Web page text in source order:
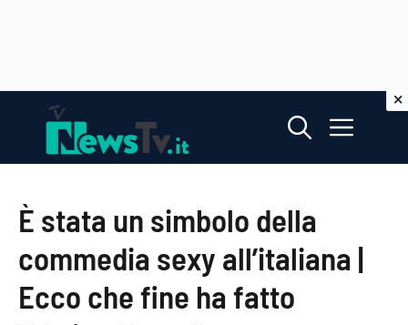
contenuto
Menu
È stata un simbolo della
commedia sexy all’italiana |
Ecco che fine ha fatto